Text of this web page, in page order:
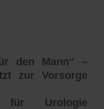
den Mann“ –
zur Vorsorge
für Urologie